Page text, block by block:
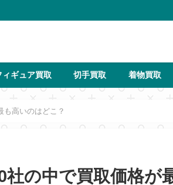
ィギュア買取 切手買取 着物買取
も高いのはどこ？
社の中で買取価格が